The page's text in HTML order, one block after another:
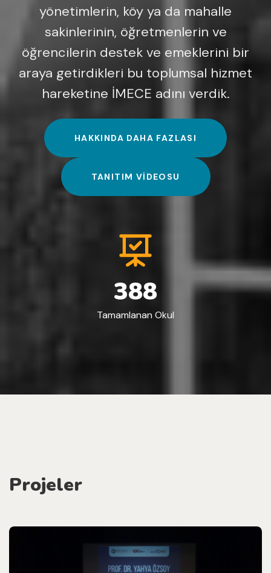
yönetimlerin, köy ya da mahalle
sakinlerinin, öğretmenlerin ve
öğrencilerin destek ve emeklerini bir
araya getirdikleri bu toplumsal hizmet
hareketine İMECE adını verdik.
HAKKINDA DAHA FAZLASI
TANITIM VIDEOSU
388
Tamamlanan Okul
Projeler